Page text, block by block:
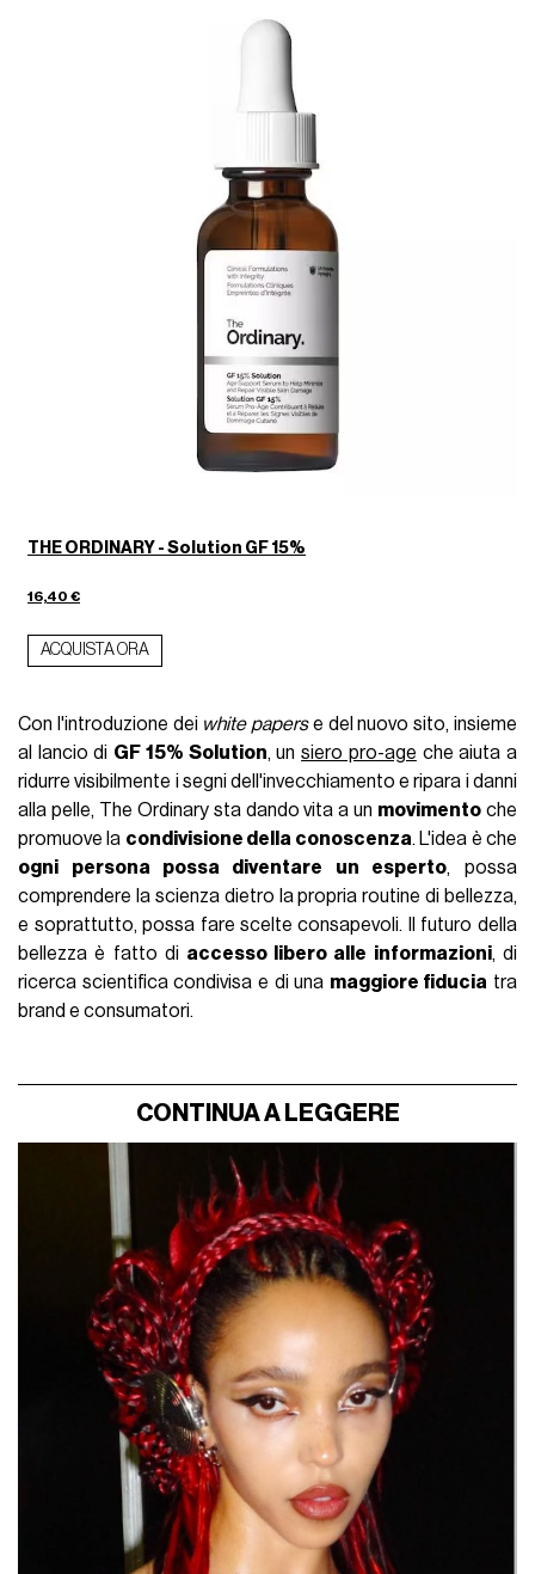
THE ORDINARY - Solution GF 15%
16,40 €
ACQUISTA ORA
Con l'introduzione dei white paperse del nuovo sito, insieme
al lancio di GF 15% Solution, unsiero pro-age che aiuta a
ridurre visibilmente i segni dell'invecchiamento e ripara i danni
alla pelle, The Ordinary sta dando vita a un movimento che
promuove la condivisione della conoscenza. L'idea è che
ogni persona possa diventare un esperto, possa
comprendere la scienza dietro la propria routine di bellezza,
e soprattutto, possa fare scelte consapevoli. Il futuro della
bellezza è fatto di accesso libero alle informazioni, di
ricerca scientifica condivisa e di una maggiore fiducia tra
brand e consumatori.
CONTINUA A LEGGERE